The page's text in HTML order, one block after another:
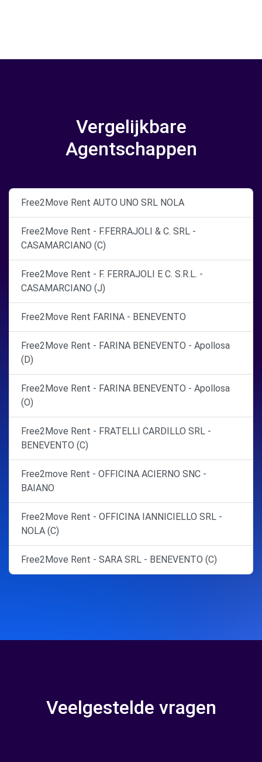
Vergelijkbare
Agentschappen
Free2Move Rent AUTO UNO SRL NOLA
Free2Move Rent - F.FERRAJOLI & C. SRL -
CASAMARCIANO (C)
Free2Move Rent - F. FERRAJOLI E C. S.R.L. -
CASAMARCIANO (J)
Free2Move Rent FARINA - BENEVENTO
Free2Move Rent - FARINA BENEVENTO - Apollosa
(D)
Free2Move Rent - FARINA BENEVENTO - Apollosa
(O)
Free2Move Rent - FRATELLI CARDILLO SRL -
BENEVENTO (C)
Free2move Rent - OFFICINA ACIERNO SNC -
BAIANO
Free2Move Rent - OFFICINA IANNICIELLO SRL -
NOLA (C)
Free2Move Rent - SARA SRL - BENEVENTO (C)
Veelgestelde vragen